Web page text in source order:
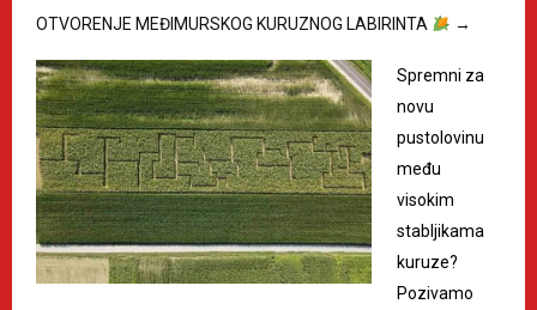
OTVORENJE MEĐIMURSKOG KURUZNOG LABIRINTA →
Spremni za
novu
pustolovinu
među
visokim
stabljikama
kuruze?
Pozivamo